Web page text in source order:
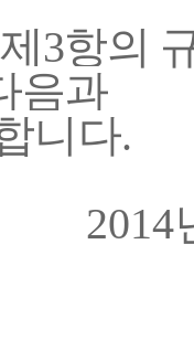
3항의
음과
니다.
2014